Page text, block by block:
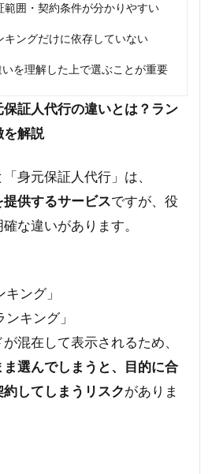
範囲・契約条件が分かりやすい
キングだけに依存していない
いを理解した上で選ぶことが重要
証人代行の違いとは？ラン
を解説
身元保証人代行」は、
供するサービスですが、役
な違いがあります。
ング」
ンキング」
混在して表示されるため、
選んでしまうと、目的に合
してしまうリスクがありま